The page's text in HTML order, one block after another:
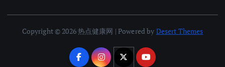
Copyright © 2026 热点健康网 | Powered by Desert Themes